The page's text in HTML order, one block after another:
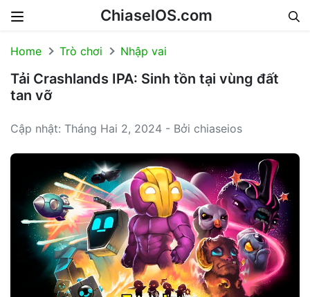
ChiaseIOS.com
Home Trò chơi Nhập vai
Tải Crashlands IPA: Sinh tồn tại vùng đất
tan vỡ
Cập nhật: Tháng Hai 2, 2024 - Bởi chiaseios